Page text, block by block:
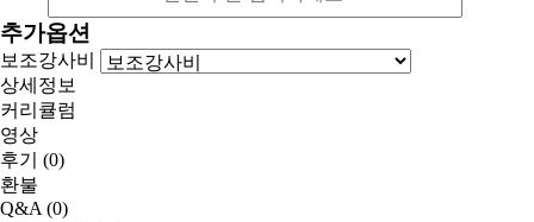
추가옵션
보조강사비
상세정보
커리큘럼
영상
후기 (0)
환불
Q&A (0)